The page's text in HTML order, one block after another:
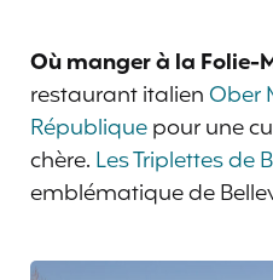
Où manger à la Folie-
restaurant italienOber
Républiquepour une
chère. Les Triplettes de
emblématique de